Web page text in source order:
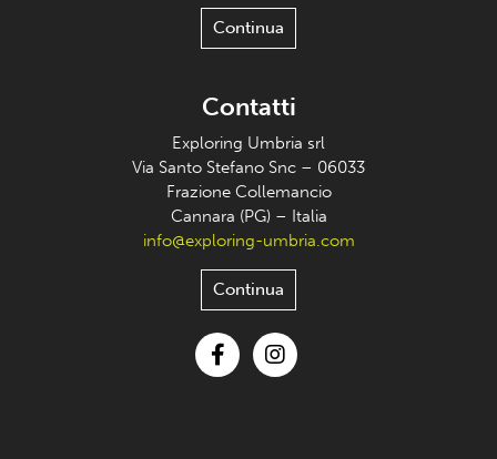
Continua
Contatti
Exploring Umbria srl
Via Santo Stefano Snc – 06033
Frazione Collemancio
Cannara (PG) – Italia
info@exploring-umbria.com
Continua